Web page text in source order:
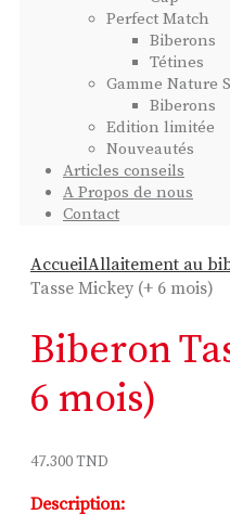
Perfect Match
Biberons
Tétines
Gamme Nature
Biberons
Edition limitée
Nouveautés
Articles conseils
A Propos de nous
Contact
AccueilAllaitement au
Tasse Mickey (+ 6 mois)
Biberon
6 mois)
47.300TND
Description: